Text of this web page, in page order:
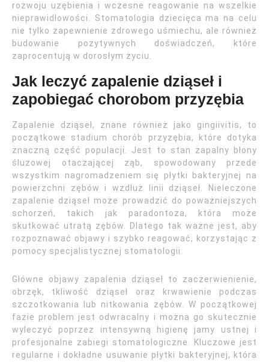
rozwoju uzębienia i wczesne reagowanie na wszelkie
nieprawidłowości. Stomatologia dziecięca ma na celu
nie tylko zapewnienie zdrowego uśmiechu, ale również
budowanie pozytywnych doświadczeń, które
zaprocentują w dorosłym życiu.
Jak leczyć zapalenie dziąseł i
zapobiegać chorobom przyzębia
Zapalenie dziąseł, znane również jako gingiivitis, to
początkowe stadium chorób przyzębia, które dotyka
znaczną część populacji. Jest to stan zapalny błony
śluzowej otaczającej ząb, spowodowany przede
wszystkim nagromadzeniem się płytki bakteryjnej na
powierzchni zębów i wzdłuż linii dziąseł. Nieleczone
zapalenie dziąseł może prowadzić do poważniejszych
schorzeń, takich jak paradontoza, która może
skutkować utratą zębów. Dlatego tak ważne jest, aby
rozpoznawać objawy i szybko reagować, korzystając z
pomocy specjalistycznej stomatologii.
Główne objawy zapalenia dziąseł to zaczerwienienie,
obrzęk, tkliwość dziąseł oraz krwawienie podczas
szczotkowania lub nitkowania zębów. W początkowej
fazie problem jest odwracalny i można go skutecznie
wyleczyć poprzez intensywną higienę jamy ustnej i
profesjonalne zabiegi stomatologiczne. Kluczowe jest
regularne i dokładne usuwanie płytki bakteryjnej, która